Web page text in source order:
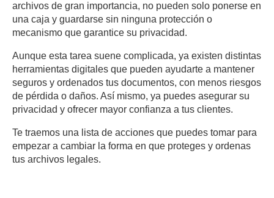
archivos de gran importancia, no pueden solo ponerse en
una caja y guardarse sin ninguna protección o
mecanismo que garantice su privacidad.
Aunque esta tarea suene complicada, ya existen distintas
herramientas digitales que pueden ayudarte a mantener
seguros y ordenados tus documentos, con menos riesgos
de pérdida o daños. Así mismo, ya puedes asegurar su
privacidad y ofrecer mayor confianza a tus clientes.
Te traemos una lista de acciones que puedes tomar para
empezar a cambiar la forma en que proteges y ordenas
tus archivos legales.